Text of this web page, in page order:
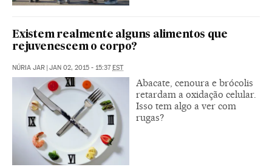
Existem realmente alguns alimentos que
rejuvenescem o corpo?
NÚRIA JAR JAN 02, 2015 - 15:37 EST
Abacate, cenoura e brócolis
retardam a oxidação celular.
Isso tem algo a ver com
rugas?